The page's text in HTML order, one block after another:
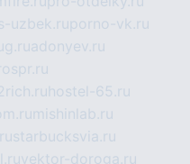
uzbek.ruporno-vk.ru
adonyev.ru
hostel-65.ru
mishinlab.ru
starbucksvia.ru
vektor-doroga.ru